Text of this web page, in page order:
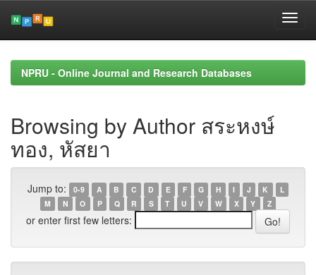
navigationNPRU - Online Journal and Research Databases
Browsing by Author สระหงษ์
ทอง, หัสยา
Jump to: 0-9 A B C D E F G H I J K
L
M
N O P Q R S T U V W X Y Z
or enter first few letters: